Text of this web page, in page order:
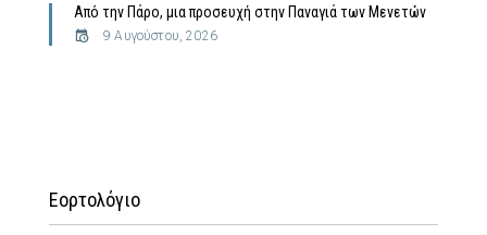
Από την Πάρο, μια προσευχή στην Παναγιά των Μενετών
9 Αυγούστου, 2026
Εορτολόγιο